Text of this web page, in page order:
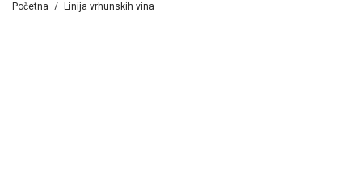
Početna / Linija vrhunskih vina